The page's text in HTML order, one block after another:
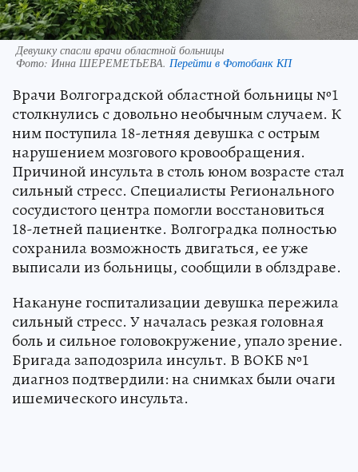
Девушку спасли врачи областной больницы
Фото: Инна ШЕРЕМЕТЬЕВА. Перейти в Фотобанк КП
Врачи Волгоградской областной больницы №1
столкнулись с довольно необычным случаем. К
ним поступила 18-летняя девушка с острым
нарушением мозгового кровообращения.
Причиной инсульта в столь юном возрасте стал
сильный стресс. Специалисты Регионального
сосудистого центра помогли восстановиться
18-летней пациентке. Волгоградка полностью
сохранила возможность двигаться, ее уже
выписали из больницы, сообщили в облздраве.
Накануне госпитализации девушка пережила
сильный стресс. У началась резкая головная
боль и сильное головокружение, упало зрение.
Бригада заподозрила инсульт. В ВОКБ №1
диагноз подтвердили: на снимках были очаги
ишемического инсульта.